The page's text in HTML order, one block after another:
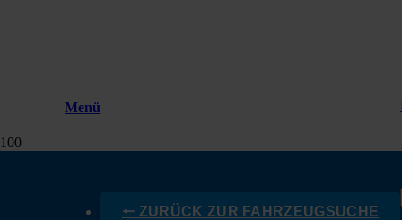
Menü
🠔 ZURÜCK ZUR FAHRZEUGSUCHE